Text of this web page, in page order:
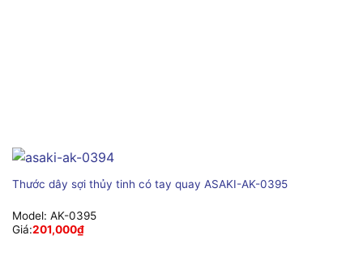
Thước dây sợi thủy tinh có tay quay ASAKI-AK-0395
Model: AK-0395
Giá:201,000₫